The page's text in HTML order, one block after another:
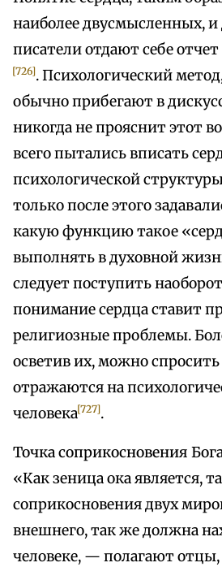
наиболее двусмысленных,
писатели отдают себе
[726]. Психологический
обычно прибегают в
никогда не прояснит этот
всего пытались вписать
психологической
только после этого
какую функцию такое
выполнять в духовной
следует поступить
понимание сердца ставит
религиозные проблемы.
осветив их, можно спросить
отражаются на
человека[727].
Точка соприкосновения
«Как зеница ока является,
соприкосновения двух
внешнего, так же должна
человеке, — полагают